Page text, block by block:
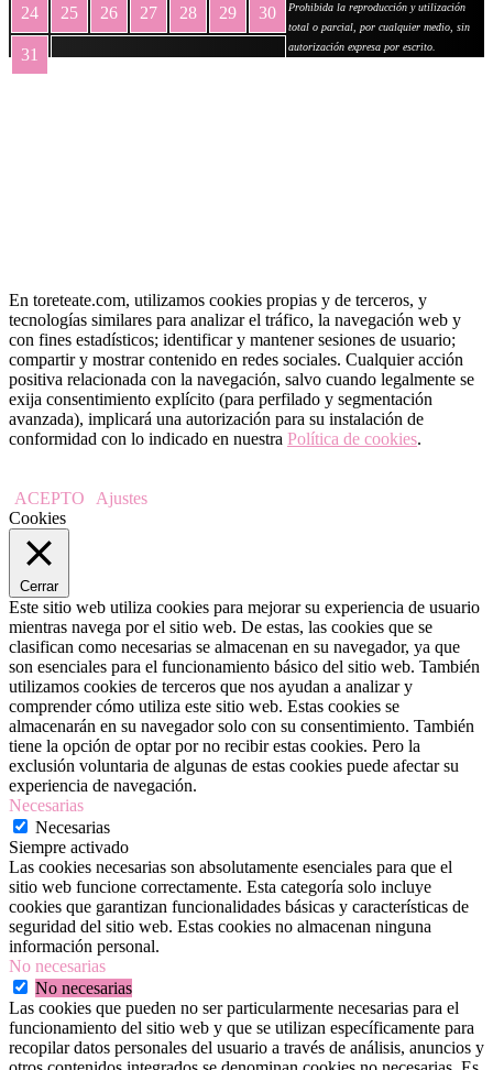
24 25 26 27 28 29 30
31
Prohibida la reproducción y utilización
total o parcial, por cualquier medio, sin
autorización expresa por escrito.
En toreteate.com, utilizamos cookies propias y de terceros, y
tecnologías similares para analizar el tráfico, la navegación web y
con fines estadísticos; identificar y mantener sesiones de usuario;
compartir y mostrar contenido en redes sociales. Cualquier acción
positiva relacionada con la navegación, salvo cuando legalmente se
exija consentimiento explícito (para perfilado y segmentación
avanzada), implicará una autorización para su instalación de
conformidad con lo indicado en nuestra Política de cookies.
ACEPTO
Ajustes
Cookies
Cerrar
Este sitio web utiliza cookies para mejorar su experiencia de usuario
mientras navega por el sitio web. De estas, las cookies que se
clasifican como necesarias se almacenan en su navegador, ya que
son esenciales para el funcionamiento básico del sitio web. También
utilizamos cookies de terceros que nos ayudan a analizar y
comprender cómo utiliza este sitio web. Estas cookies se
almacenarán en su navegador solo con su consentimiento. También
tiene la opción de optar por no recibir estas cookies. Pero la
exclusión voluntaria de algunas de estas cookies puede afectar su
experiencia de navegación.
Necesarias
Necesarias
Siempre activado
Las cookies necesarias son absolutamente esenciales para que el
sitio web funcione correctamente. Esta categoría solo incluye
cookies que garantizan funcionalidades básicas y características de
seguridad del sitio web. Estas cookies no almacenan ninguna
información personal.
No necesarias
No necesarias
Las cookies que pueden no ser particularmente necesarias para el
funcionamiento del sitio web y que se utilizan específicamente para
recopilar datos personales del usuario a través de análisis, anuncios y